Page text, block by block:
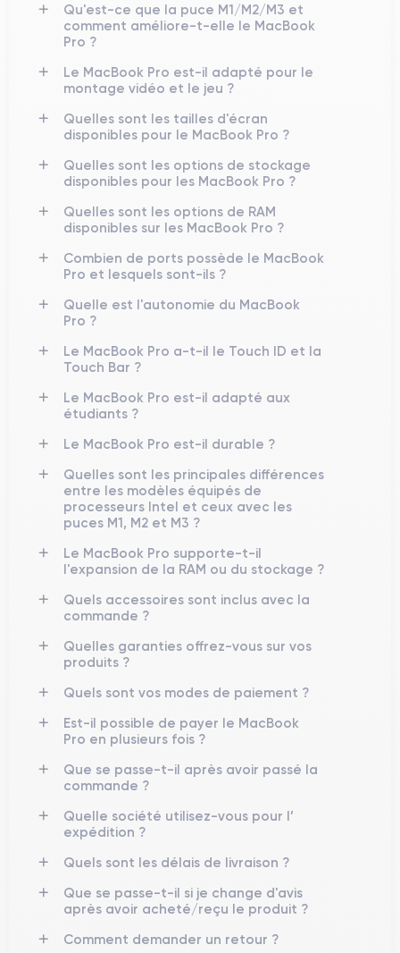
Qu'est-ce que la puce M1/M2/M3 et
comment améliore-t-elle le MacBook
Pro ?
Le MacBook Pro est-il adapté pour le
montage vidéo et le jeu ?
Quelles sont les tailles d'écran
disponibles pour le MacBook Pro ?
Quelles sont les options de stockage
disponibles pour les MacBook Pro ?
Quelles sont les options de RAM
disponibles sur les MacBook Pro ?
Combien de ports possède le MacBook
Pro et lesquels sont-ils ?
Quelle est l'autonomie du MacBook
Pro ?
Le MacBook Pro a-t-il le Touch ID et la
Touch Bar ?
Le MacBook Pro est-il adapté aux
étudiants ?
Le MacBook Pro est-il durable ?
Quelles sont les principales différences
entre les modèles équipés de
processeurs Intel et ceux avec les
puces M1, M2 et M3 ?
Le MacBook Pro supporte-t-il
l'expansion de la RAM ou du stockage ?
Quels accessoires sont inclus avec la
commande ?
Quelles garanties offrez-vous sur vos
produits ?
Quels sont vos modes de paiement ?
Est-il possible de payer le MacBook
Pro en plusieurs fois ?
Que se passe-t-il après avoir passé la
commande ?
Quelle société utilisez-vous pour l’
expédition ?
Quels sont les délais de livraison ?
Que se passe-t-il si je change d'avis
après avoir acheté/reçu le produit ?
Comment demander un retour ?